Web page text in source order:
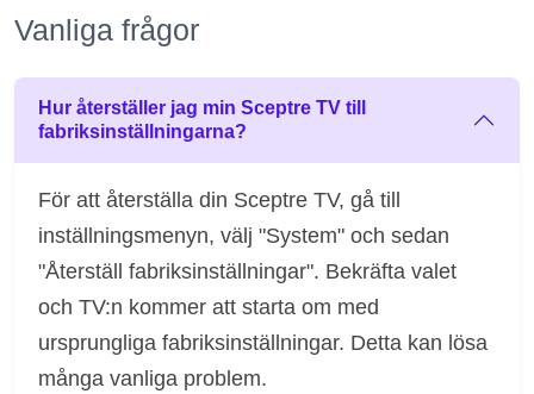
Vanliga frågor
Hur återställer jag min Sceptre TV till
fabriksinställningarna?
För att återställa din Sceptre TV, gå till
inställningsmenyn, välj "System" och sedan
"Återställ fabriksinställningar". Bekräfta valet
och TV:n kommer att starta om med
ursprungliga fabriksinställningar. Detta kan lösa
många vanliga problem.